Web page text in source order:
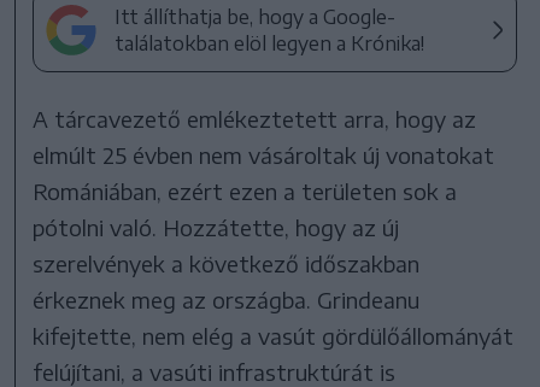
Itt állíthatja be, hogy a Google-
találatokban elöl legyen a Krónika!
A tárcavezető emlékeztetett arra, hogy az
elmúlt 25 évben nem vásároltak új vonatokat
Romániában, ezért ezen a területen sok a
pótolni való. Hozzátette, hogy az új
szerelvények a következő időszakban
érkeznek meg az országba. Grindeanu
kifejtette, nem elég a vasút gördülőállományát
felújítani, a vasúti infrastruktúrát is